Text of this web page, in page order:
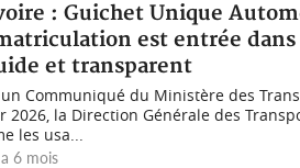
: Guichet Unique
est entrée
et transparent
Communiqué du Ministère des
2026, la Direction Générale des
les usa...
6 mois